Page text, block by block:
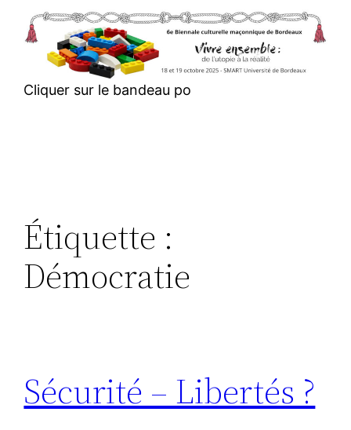
Aller
contenu
Cliquer sur le bandeau po
Étiquette :
Démocratie
Sécurité – Libertés ?